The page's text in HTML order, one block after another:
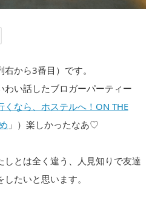
から3番目）です。
わい話したブロガーパーティー
くなら、ホステルへ！ON THE
」）楽しかったなあ♡
しとは全く違う、人見知りで友達
たいと思います。